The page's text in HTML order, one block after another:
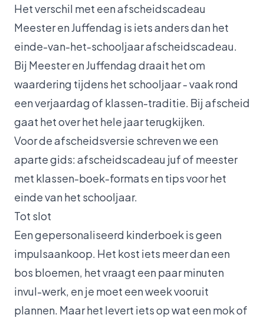
Het verschil met een afscheidscadeau
Meester en Juffendag is iets anders dan het
einde-van-het-schooljaar afscheidscadeau.
Bij Meester en Juffendag draait het om
waardering tijdens het schooljaar - vaak rond
een verjaardag of klassen-traditie. Bij afscheid
gaat het over het hele jaar terugkijken.
Voor de afscheidsversie schreven we een
aparte gids:afscheidscadeau juf of meester
met klassen-boek-formats en tips voor het
einde van het schooljaar.
Tot slot
Een gepersonaliseerd kinderboek is geen
impulsaankoop. Het kost iets meer dan een
bos bloemen, het vraagt een paar minuten
invul-werk, en je moet een week vooruit
plannen. Maar het levert iets op wat een mok of